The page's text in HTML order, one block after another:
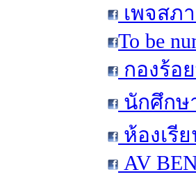
เพจสภ
To be
กองร้อ
นักศึกษ
ห้องเรี
AV